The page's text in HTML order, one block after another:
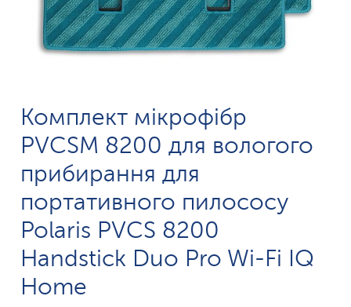
Комплект мікрофібр
PVCSM 8200 для вологого
прибирання для
портативного пилососу
Polaris PVCS 8200
Handstick Duo Pro Wi-Fi IQ
Home